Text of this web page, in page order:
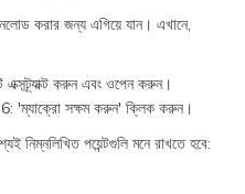
করার জন্য এগিয়ে যান। এখানে,
করুন এবং ওপেন করুন।
6: 'ম্যাক্রো সক্ষম করুন' ক্লিক করুন।
নিম্নলিখিত পয়েন্টগুলি মনে রাখতে হবে: